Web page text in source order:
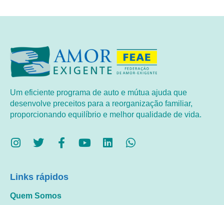
Um eficiente programa de auto e mútua ajuda que
desenvolve preceitos para a reorganização familiar,
proporcionando equilíbrio e melhor qualidade de vida.
Links rápidos
Quem Somos